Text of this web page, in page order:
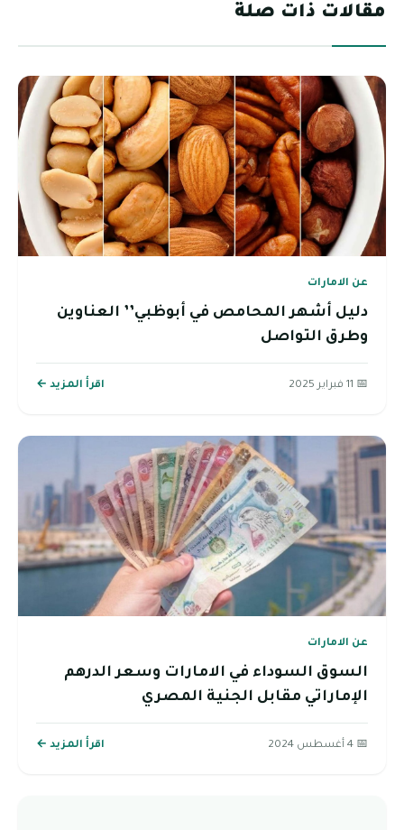
مقالات ذات صلة
عن الامارات
دليل أشهر المحامص في أبوظبي’’ العناوين
وطرق التواصل
📅 11 فبراير 2025 اقرأ المزيد ←
عن الامارات
السوق السوداء في الامارات وسعر الدرهم
الإماراتي مقابل الجنية المصري
📅 4 أغسطس 2024 اقرأ المزيد ←